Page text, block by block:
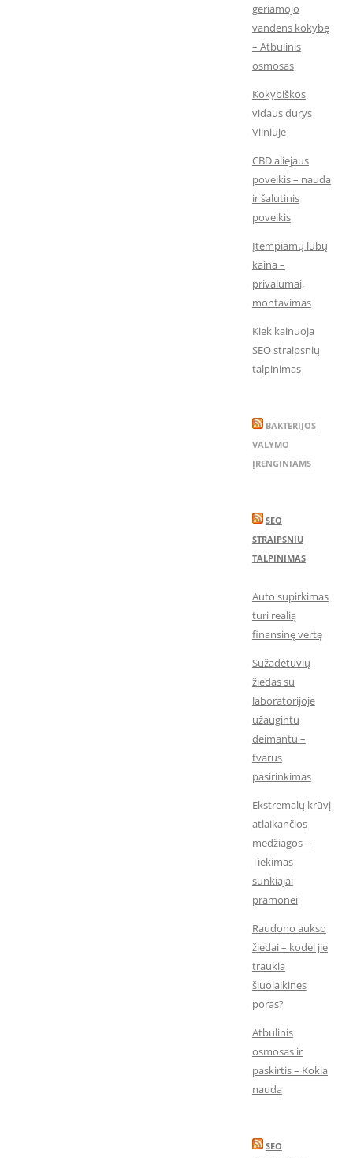
geriamojo
vandens kokybę
– Atbulinis
osmosas
Kokybiškos
vidaus durys
Vilniuje
CBD aliejaus
poveikis – nauda
ir šalutinis
poveikis
Įtempiamų lubų
kaina –
privalumai,
montavimas
Kiek kainuoja
SEO straipsnių
talpinimas
BAKTERIJOS
VALYMO
ĮRENGINIAMS
SEO
STRAIPSNIU
TALPINIMAS
Auto supirkimas
turi realią
finansinę vertę
Sužadėtuvių
žiedas su
laboratorijoje
užaugintu
deimantu –
tvarus
pasirinkimas
Ekstremalų krūvį
atlaikančios
medžiagos –
Tiekimas
sunkiajai
pramonei
Raudono aukso
žiedai – kodėl jie
traukia
šiuolaikines
poras?
Atbulinis
osmosas ir
paskirtis – Kokia
nauda
SEO